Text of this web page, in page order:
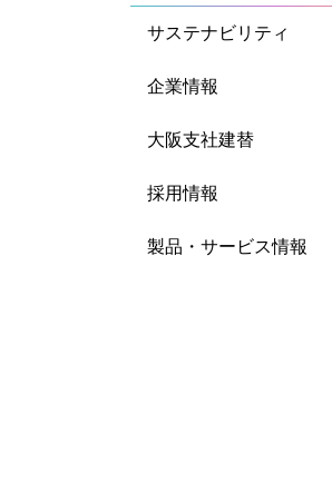
サステナビリティ
企業情報
大阪支社建替
採用情報
製品・サービス情報